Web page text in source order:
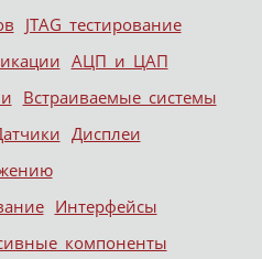
JTAG тестирование
АЦП и ЦАП
Встраиваемые системы
Дисплеи
Интерфейсы
компоненты